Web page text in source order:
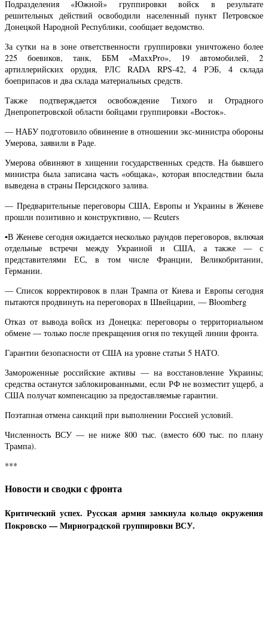
Подразделения «Южной» группировки войск в результате
решительных действий освободили населенный пункт Петровское
Донецкой Народной Республики, сообщает ведомство.
За сутки на в зоне ответственности группировки уничтожено более
225 боевиков, танк, ББМ «MaxxPro», 19 автомобилей, 2
артиллерийских орудия, РЛС RADA RPS-42, 4 РЭБ, 4 склада
боеприпасов и два склада материальных средств.
Также подтверждается освобождение Тихого и Отрадного
Днепропетровской области бойцами группировки «Восток».
— НАБУ подготовило обвинение в отношении экс-министра обороны
Умерова, заявили в Раде.
Умерова обвиняют в хищении государственных средств. На бывшего
министра была записана часть «общака», которая впоследствии была
выведена в страны Персидского залива.
— Предварительные переговоры США, Европы и Украины в Женеве
прошли позитивно и конструктивно, — Reuters
▪️В Женеве сегодня ожидается несколько раундов переговоров, включая
отдельные встречи между Украиной и США, а также — с
представителями ЕС, в том числе Франции, Великобритании,
Германии.
— Список корректировок в план Трампа от Киева и Европы сегодня
пытаются продвинуть на переговорах в Швейцарии, — Bloomberg
Отказ от вывода войск из Донецка: переговоры о территориальном
обмене — только после прекращения огня по текущей линии фронта.
Гарантии безопасности от США на уровне статьи 5 НАТО.
Замороженные российские активы — на восстановление Украины;
средства останутся заблокированными, если РФ не возместит ущерб, а
США получат компенсацию за предоставляемые гарантии.
Поэтапная отмена санкций при выполнении Россией условий.
Численность ВСУ — не ниже 800 тыс. (вместо 600 тыс. по плану
Трампа).
***
Новости и сводки с фронта
Критический успех. Русская армия замкнула кольцо окружения
Покровско — Мирноградской группировки ВСУ.